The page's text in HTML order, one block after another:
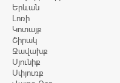
Երևան
Լոռի
Կոտայք
Շիրակ
Ջավախք
Սյունիք
Սփյուռք